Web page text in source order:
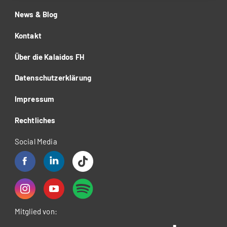
News & Blog
Kontakt
Über die Kalaidos FH
Datenschutzerklärung
Impressum
Rechtliches
Social Media
Mitglied von: